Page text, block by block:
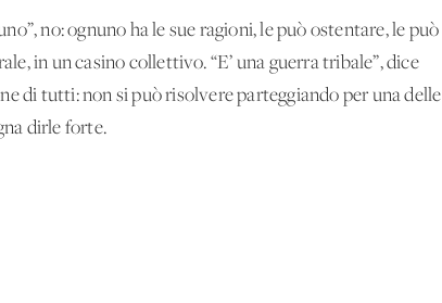
no: ognuno ha le sue ragioni, le può ostentare, le può
in un casino collettivo. “E’ una guerra tribale”, dice
di tutti: non si può risolvere parteggiando per una delle
dirle forte.